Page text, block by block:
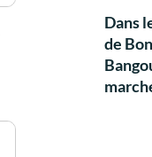
Dans
de